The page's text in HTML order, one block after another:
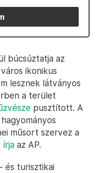
búcsúztatja az
ikonikus
lesznek látványos
a terület
pusztított. A
műsort szervez a
írja az AP.
és turisztikai